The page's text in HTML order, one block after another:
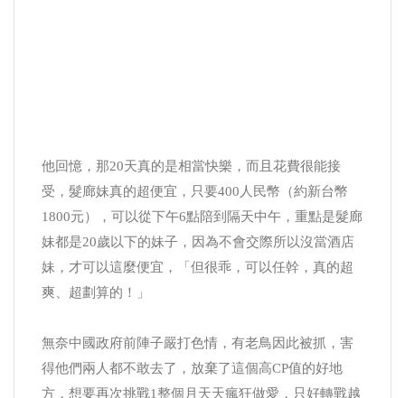
他回憶，那20天真的是相當快樂，而且花費很能接
受，髮廊妹真的超便宜，只要400人民幣（約新台幣
1800元），可以從下午6點陪到隔天中午，重點是髮廊
妹都是20歲以下的妹子，因為不會交際所以沒當酒店
妹，才可以這麼便宜，「但很乖，可以任幹，真的超
爽、超劃算的！」
無奈中國政府前陣子嚴打色情，有老鳥因此被抓，害
得他們兩人都不敢去了，放棄了這個高CP值的好地
方，想要再次挑戰1整個月天天瘋狂做愛，只好轉戰越